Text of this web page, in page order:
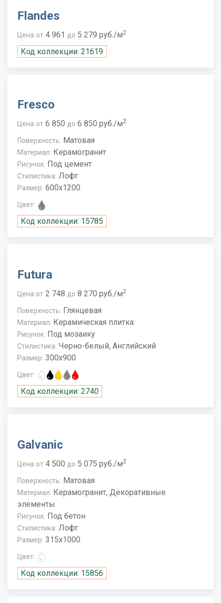
Flandes
Цена от 4 961 до 5 279 руб./м2
Код коллекции: 21619
Fresco
Цена от 6 850 до 6 850 руб./м2
Поверхность: Матовая
Материал: Керамогранит
Рисунок: Под цемент
Стилистика: Лофт
Размер: 600x1200
Цвет:
Код коллекции: 15785
Futura
Цена от 2 748 до 8 270 руб./м2
Поверхность: Глянцевая
Материал: Керамическая плитка
Рисунок: Под мозаику
Стилистика: Черно-белый, Английский
Размер: 300x900
Цвет:
Код коллекции: 2740
Galvanic
Цена от 4 500 до 5 075 руб./м2
Поверхность: Матовая
Материал: Керамогранит, Декоративные
элементы
Рисунок: Под бетон
Стилистика: Лофт
Размер: 315x1000
Цвет:
Код коллекции: 15856